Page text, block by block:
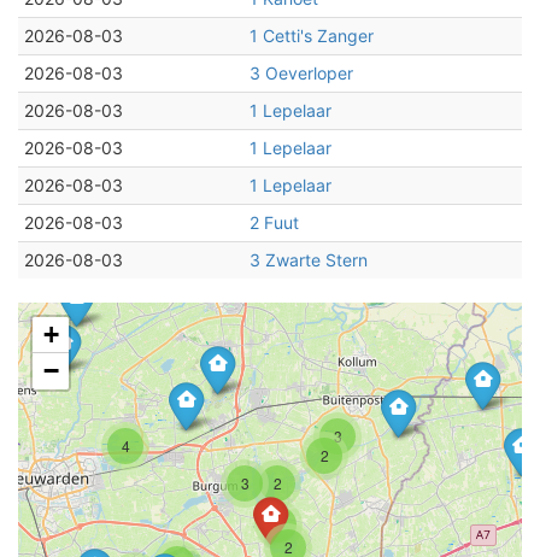
2026-08-03
1 Cetti's Zanger
2026-08-03
3 Oeverloper
2026-08-03
1 Lepelaar
2026-08-03
1 Lepelaar
2026-08-03
1 Lepelaar
2026-08-03
2 Fuut
2026-08-03
3 Zwarte Stern
4
3
2
2
4
2
3
+
−